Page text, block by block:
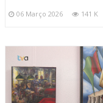
06 Março 2026 141 K